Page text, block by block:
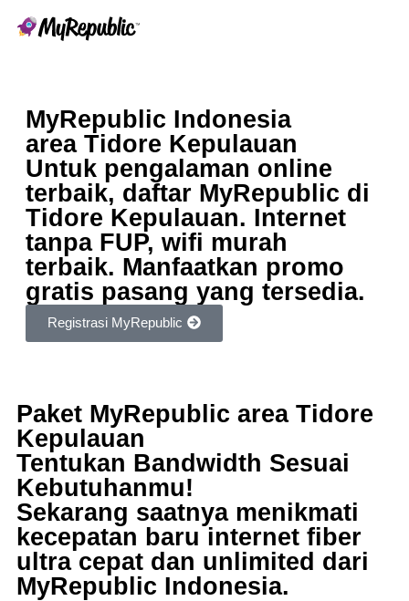
MyRepublic Indonesia
area Tidore Kepulauan
Untuk pengalaman online
terbaik, daftar MyRepublic di
Tidore Kepulauan. Internet
tanpa FUP, wifi murah
terbaik. Manfaatkan promo
gratis pasang yang tersedia.
Registrasi MyRepublic
Paket MyRepublic area Tidore
Kepulauan
Tentukan Bandwidth Sesuai
Kebutuhanmu!
Sekarang saatnya menikmati
kecepatan baru internet fiber
ultra cepat dan unlimited dari
MyRepublic Indonesia.